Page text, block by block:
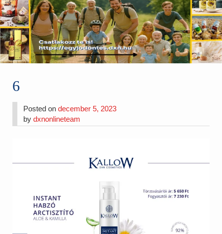
6
Posted ondecember 5, 2023
bydxnonlineteam